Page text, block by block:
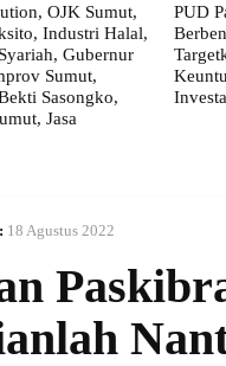
OJK Sumut,
Industri Halal,
Gubernur
Sumut,
Sasongko,
Jasa
PUD
18 Agustus 2022